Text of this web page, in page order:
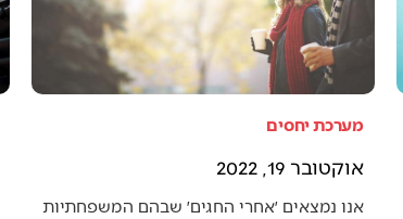
מערכת יחסים
אוקטובר 19, 2022
אנו נמצאים ׳אחרי החגים׳ שבהם המשפחתיות